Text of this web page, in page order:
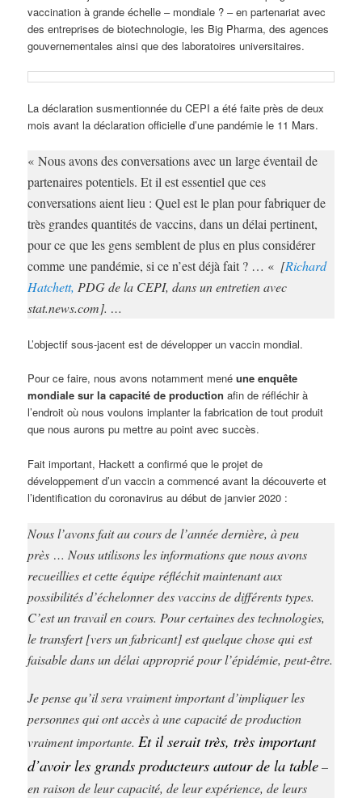
vaccination à grande échelle – mondiale ? – en partenariat avec
des entreprises de biotechnologie, les Big Pharma, des agences
gouvernementales ainsi que des laboratoires universitaires.
La déclaration susmentionnée du CEPI a été faite près de deux
mois avant la déclaration officielle d’une pandémie le 11 Mars.
« Nous avons des conversations avec un large éventail de
partenaires potentiels. Et il est essentiel que ces
conversations aient lieu : Quel est le plan pour fabriquer de
très grandes quantités de vaccins, dans un délai pertinent,
pour ce que les gens semblent de plus en plus considérer
comme une pandémie, si ce n’est déjà fait ? … « [Richard
Hatchett, PDG de la CEPI, dans un entretien avec
stat.news.com]. …
L’objectif sous-jacent est de développer un vaccin mondial.
Pour ce faire, nous avons notamment menéune enquête
mondiale sur la capacité de production afin de réfléchir à
l’endroit où nous voulons implanter la fabrication de tout produit
que nous aurons pu mettre au point avec succès.
Fait important, Hackett a confirmé que le projet de
développement d’un vaccin a commencé avant la découverte et
l’identification du coronavirus au début de janvier 2020 :
Nous l’avons fait au cours de l’année dernière, à peu
près … Nous utilisons les informations que nous avons
recueillies et cette équipe réfléchit maintenant aux
possibilités d’échelonner des vaccins de différents types.
C’est un travail en cours. Pour certaines des technologies,
le transfert [vers un fabricant] est quelque chose qui est
faisable dans un délai approprié pour l’épidémie, peut-être.
Je pense qu’il sera vraiment important d’impliquer les
personnes qui ont accès à une capacité de production
vraiment importante. Et il serait très, très important
d’avoir les grands producteurs autour de la table–
en raison de leur capacité, de leur expérience, de leurs